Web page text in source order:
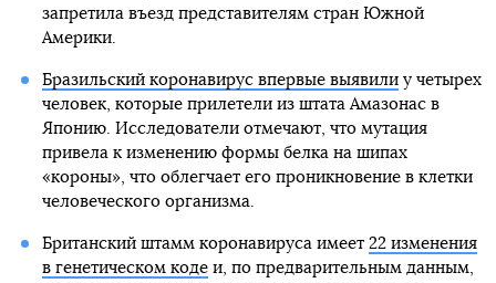
запретила въезд представителям стран Южной
Америки.
Бразильский коронавирус впервые выявилиу четырех
человек, которые прилетели из штата Амазонас в
Японию. Исследователи отмечают, что мутация
привела к изменению формы белка на шипах
«короны», что облегчает его проникновение в клетки
человеческого организма.
Британский штамм коронавируса имеет 22 изменения
в генетическом кодеи, по предварительным данным,